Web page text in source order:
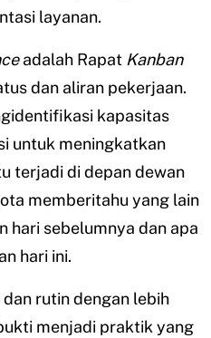
layanan.
adalah Rapat Kanban
dan aliran pekerjaan.
kapasitas
untuk meningkatkan
terjadi di depan dewan
memberitahu yang lain
hari sebelumnya dan apa
hari ini.
rutin dengan lebih
menjadi praktik yang